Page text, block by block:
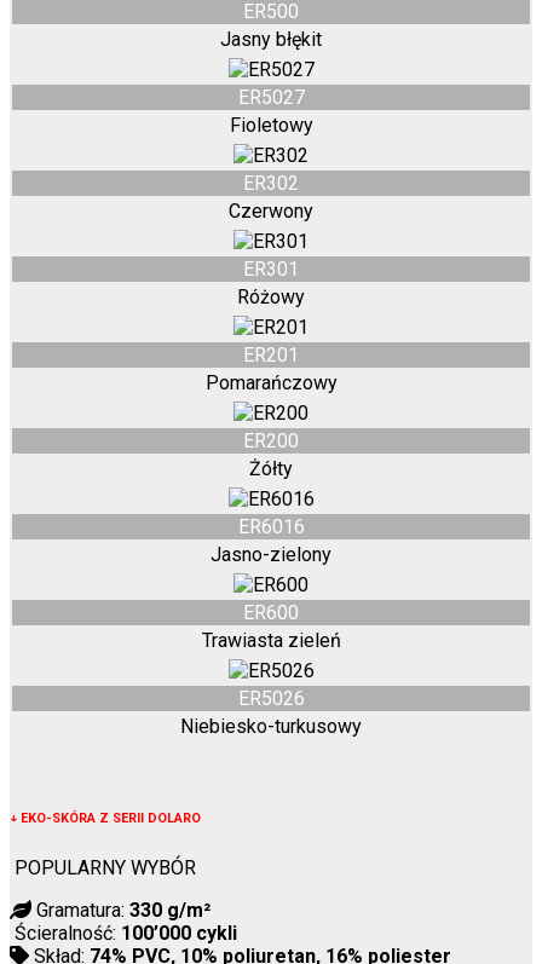
ER500
Jasny błękit
ER5027
Fioletowy
ER302
Czerwony
ER301
Różowy
ER201
Pomarańczowy
ER200
Żółty
ER6016
Jasno-zielony
ER600
Trawiasta zieleń
ER5026
Niebiesko-turkusowy
↓ EKO-SKÓRA Z SERII DOLARO
POPULARNY WYBÓR
Gramatura: 330 g/m²
Ścieralność: 100’000 cykli
Skład: 74% PVC, 10% poliuretan, 16% poliester